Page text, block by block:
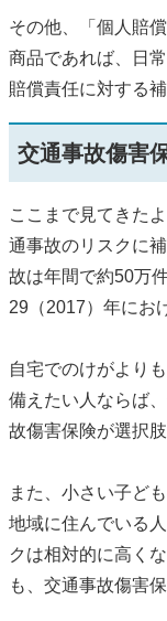
その他、「個人賠
商品であれば、日
賠償責任に対する
交通事故傷害
ここまで見てきた
通事故のリスクに
故は年間で約50万
29（2017）年にお
自宅でのけがより
備えたい人ならば
故傷害保険が選択肢
また、小さい子ど
地域に住んでいる
クは相対的に高く
も、交通事故傷害